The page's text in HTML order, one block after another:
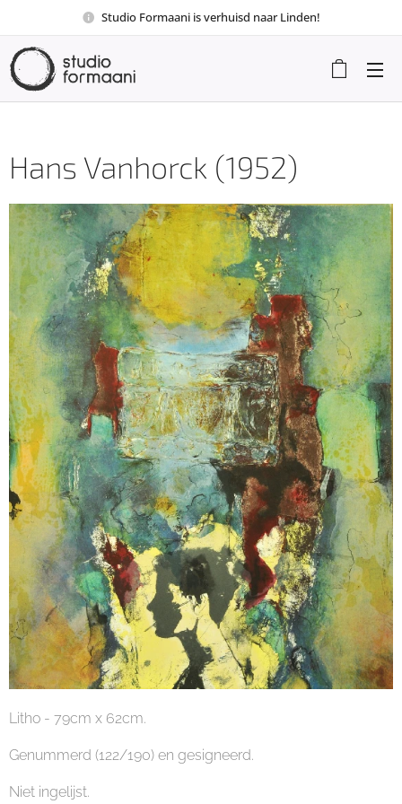
Studio Formaani is verhuisd naar Linden!
Hans Vanhorck (1952)
Litho - 79cm x 62cm.
Genummerd (122/190) en gesigneerd.
Niet ingelijst.